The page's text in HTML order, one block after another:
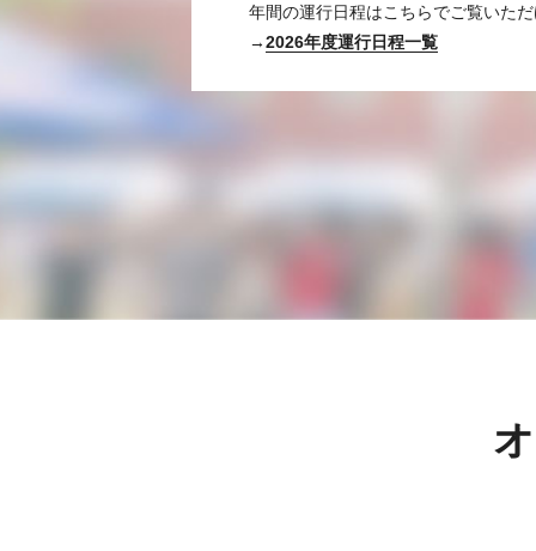
年間の運行日程はこちらでご覧いた
→2026年度運行日程一覧